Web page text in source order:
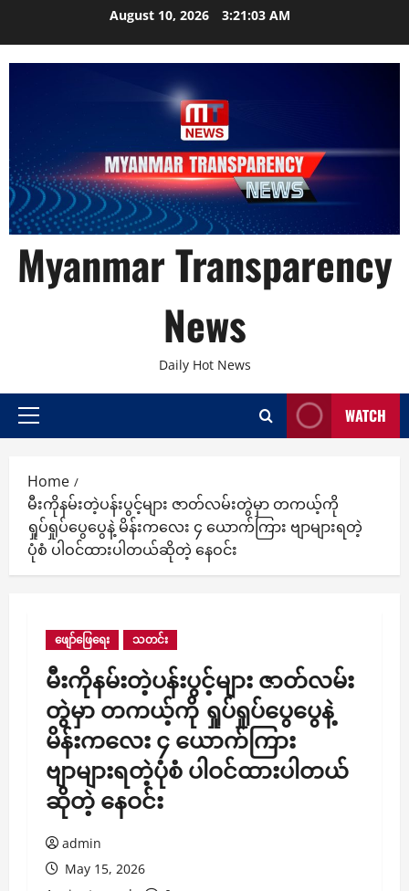
August 10, 2026 3:21:04 AM
Myanmar Transparency
News
Daily Hot News
Primary
WATCH
Home
မီးကိုနမ်းတဲ့ပန်းပွင့်များ ဇာတ်လမ်းတွဲမှာ တကယ့်ကို
ရှုပ်ရှုပ်ပွေပွေနဲ့ မိန်းကလေး ၄ ယောက်ကြား ဗျာများရတဲ့
ပုံစံ ပါဝင်ထားပါတယ်ဆိုတဲ့ နေဝင်း
ဖျော်ဖြေရေး သတင်း
မီးကိုနမ်းတဲ့ပန်းပွင့်များ ဇာတ်လမ်း
တွဲမှာ တကယ့်ကို ရှုပ်ရှုပ်ပွေပွေနဲ့
မိန်းကလေး ၄ ယောက်ကြား
ဗျာများရတဲ့ပုံစံ ပါဝင်ထားပါတယ်
ဆိုတဲ့ နေဝင်း
admin
May 15, 2026